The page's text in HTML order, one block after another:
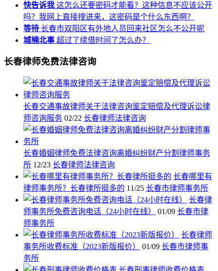
快告诉我 这怎么还要密码才能看？这种信息不应该公开
吗？我网上直接搜进来，这密码是个什么东西啊？
等待 长春市双阳区有外地人员回来社区怎么不公开呢
城楠北事 超过了续借时间了怎么办？
长春律师免费法律咨询
长春交通事故律师关于法律咨询鉴定赔偿及代理诉讼律
师咨询服务 02/22 长春律师法律咨询
长春婚姻律师免费法律咨询离婚纠纷财产分割律师事务
所 12/23 长春律师法律咨询
长春哪里有
律师事务所？长春律所挺多的 11/25 长春市律师事务所
长春律
师事务所免费咨询电话（24小时在线）
01/09 长春市律
师事务所
长春律师
事务所收费标准（2023新版报价）
01/09 长春市律师事
务所